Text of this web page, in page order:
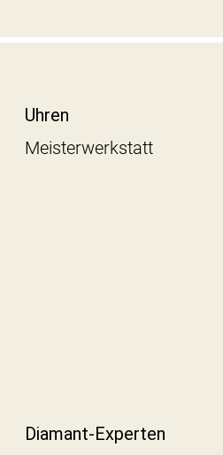
Uhren
Meisterwerkstatt
Diamant-Experten